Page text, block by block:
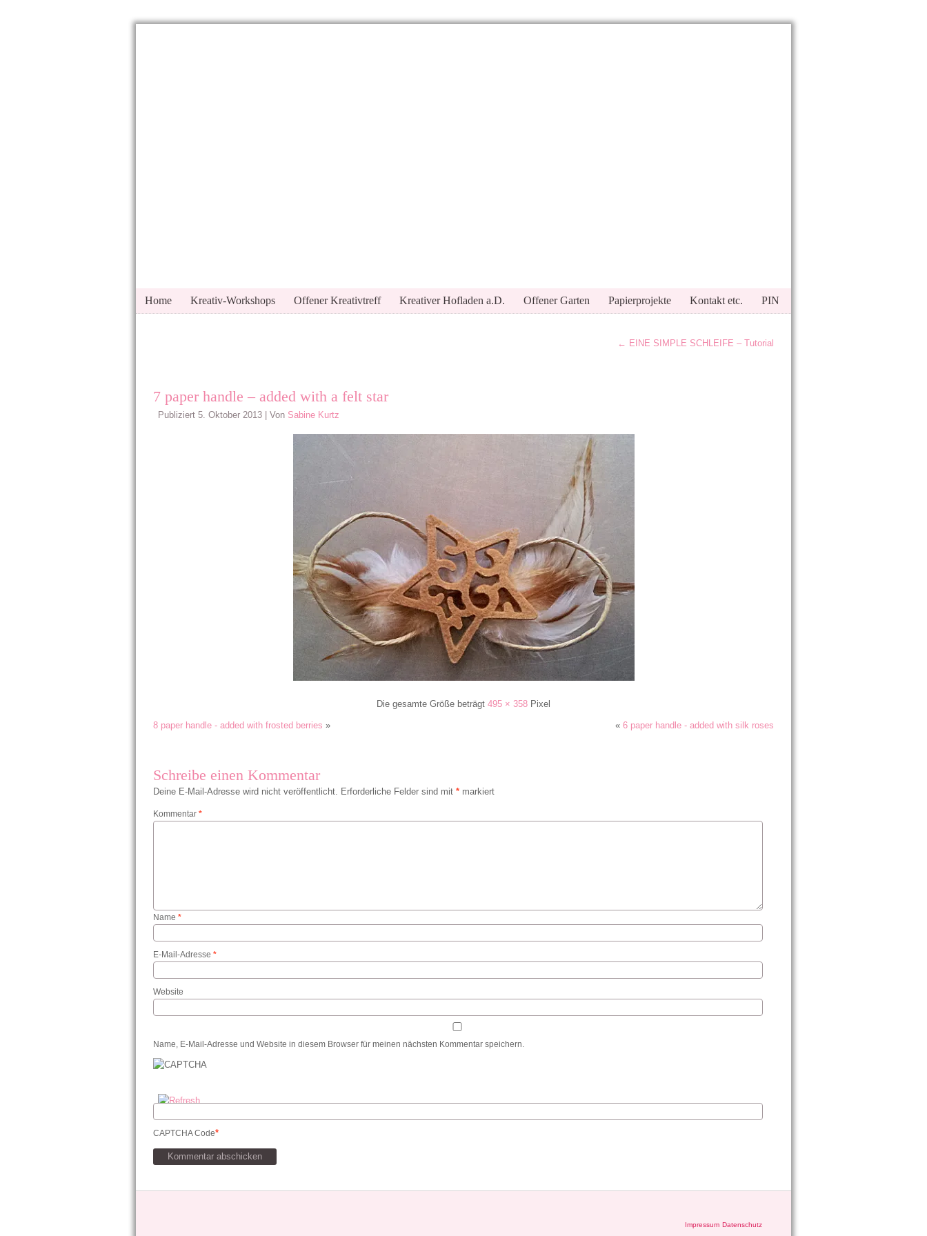
Home Kreativ-Workshops Offener Kreativtreff Kreativer Hofladen a.D. Offener Garten Papierprojekte Kontakt etc. PIN
← EINE SIMPLE SCHLEIFE – Tutorial
7 paper handle – added with a felt star
Publiziert 5. Oktober 2013 Von Sabine Kurtz
Die gesamte Größe beträgt 495 × 358 Pixel
8 paper handle - added with frosted berries » « 6 paper handle - added with silk roses
Schreibe einen Kommentar
Deine E-Mail-Adresse wird nicht veröffentlicht. Erforderliche Felder sind mit * markiert
Kommentar *
Name *
E-Mail-Adresse *
Website
Name, E-Mail-Adresse und Website in diesem Browser für meinen nächsten Kommentar speichern.
CAPTCHA Code*
Impressum Datenschutz